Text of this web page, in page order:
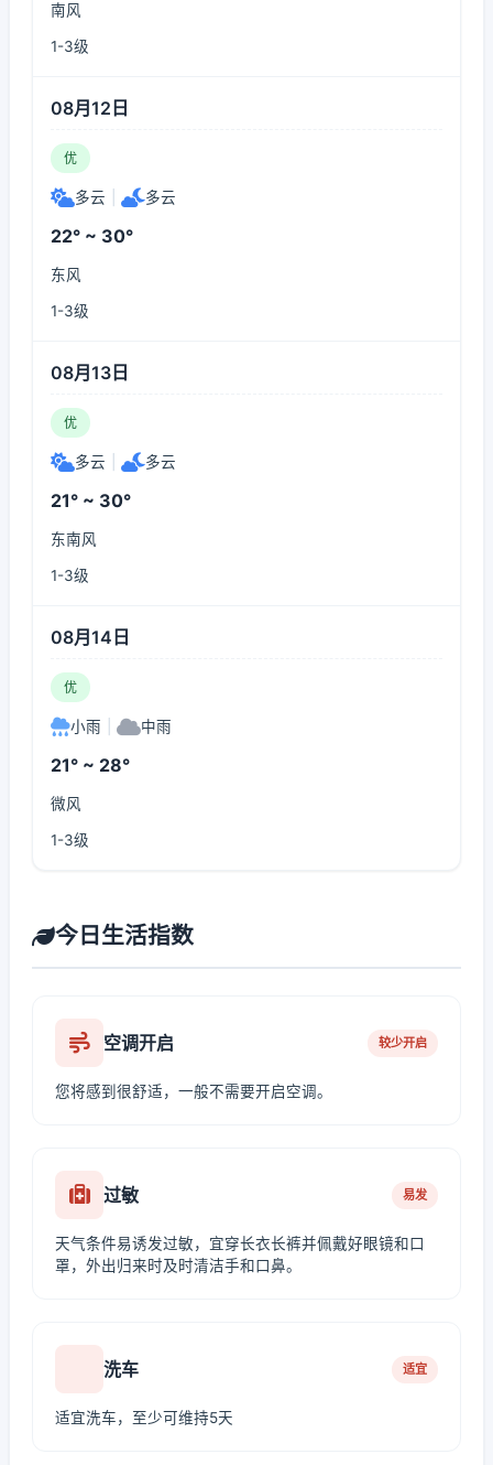
南风
1-3级
08月12日
优
多云 多云
22° ~ 30°
东风
1-3级
08月13日
优
多云 多云
21° ~ 30°
东南风
1-3级
08月14日
优
小雨 中雨
21° ~ 28°
微风
1-3级
今日生活指数
空调开启 较少开启
您将感到很舒适，一般不需要开启空调。
过敏 易发
天气条件易诱发过敏，宜穿长衣长裤并佩戴好眼镜和口
罩，外出归来时及时清洁手和口鼻。
洗车 适宜
适宜洗车，至少可维持5天